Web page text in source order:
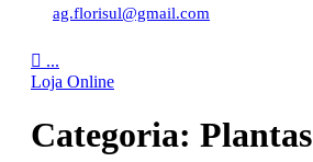
ag.florisul@gmail.com
 ...
Loja Online
Categoria: Plantas